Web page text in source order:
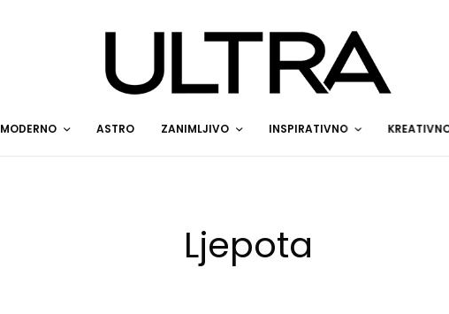
MODERNO ASTRO ZANIMLJIVO INSPIRATIVNO
Ljepota